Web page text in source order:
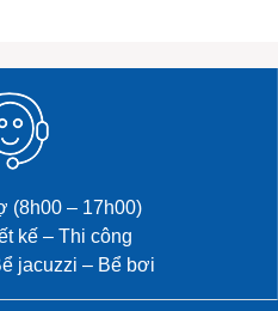
(8h00 – 17h00)
kế – Thi công
jacuzzi – Bể bơi